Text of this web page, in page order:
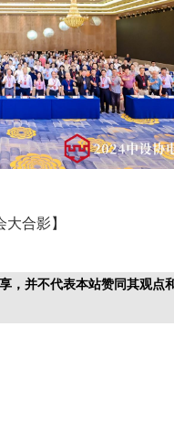
大合影】
并不代表本站赞同其观